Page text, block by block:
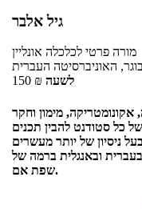
גיל אלבר
מורה פרטי לכלכלה אונליין
האוניברסיטה העברית
150 ₪ לשעה
מימון וחקר
כל סטודנט להבין תכנים
ניסיון של יותר מעשרים
ובאנגלית ברמה של
שפת אם.